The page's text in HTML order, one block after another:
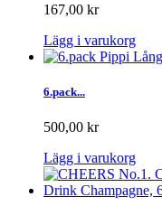
167,00 kr
Lägg i varukorg
6.pack...
500,00 kr
Lägg i varukorg